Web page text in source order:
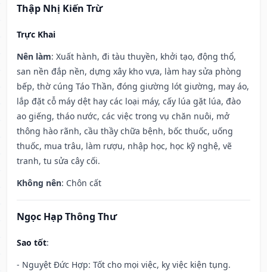
Thập Nhị Kiến Trừ
Trực Khai
Nên làm: Xuất hành, đi tàu thuyền, khởi tạo, động thổ,
san nền đắp nền, dựng xây kho vựa, làm hay sửa phòng
bếp, thờ cúng Táo Thần, đóng giường lót giường, may áo,
lắp đặt cỗ máy dệt hay các loại máy, cấy lúa gặt lúa, đào
ao giếng, tháo nước, các việc trong vụ chăn nuôi, mở
thông hào rãnh, cầu thầy chữa bệnh, bốc thuốc, uống
thuốc, mua trâu, làm rượu, nhập học, học kỹ nghệ, vẽ
tranh, tu sửa cây cối.
Không nên: Chôn cất
Ngọc Hạp Thông Thư
Sao tốt:
- Nguyệt Đức Hợp: Tốt cho mọi việc, kỵ việc kiện tụng.